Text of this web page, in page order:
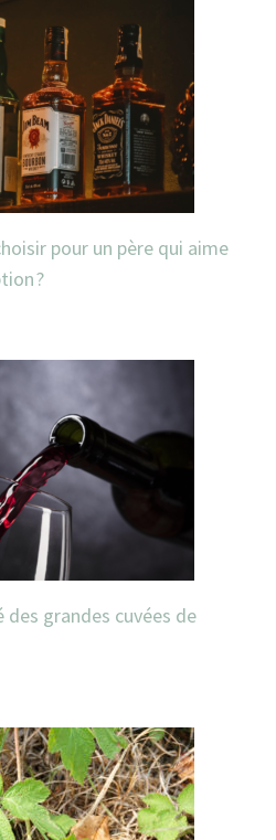
pour un père qui aime
?
des grandes cuvées de